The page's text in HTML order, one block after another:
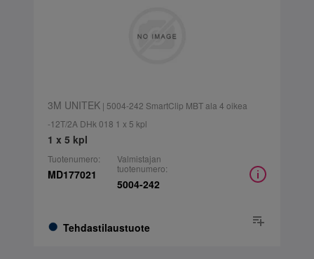
3M UNITEK| 5004-242 SmartClip MBT ala 4 oikea
-12T/2A DHk 018 1 x 5 kpl
1 x 5 kpl
Tuotenumero:
MD177021
Tehdastilaustuote
Valmistajan
tuotenumero:
5004-242